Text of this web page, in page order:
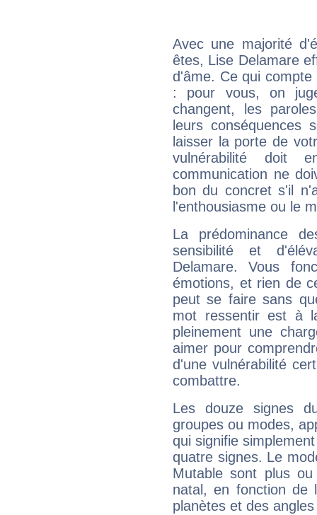
Avec une majorité
êtes, Lise Delamare
d'âme. Ce qui
: pour vous, on
changent, les
leurs conséquences
laisser la porte de
vulnérabilité doit
communication ne
bon du concret s'il
l'enthousiasme ou le
La prédominance
sensibilité et
Delamare. Vous
émotions, et rien de
peut se faire sans
mot ressentir est à
pleinement une
aimer pour
d'une vulnérabilité
combattre.
Les douze signes
groupes ou modes,
qui signifie
quatre signes. Le
Mutable sont plus
natal, en fonction de
planètes et des